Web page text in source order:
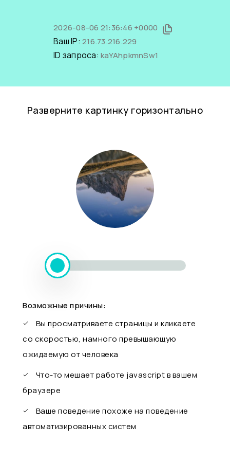
2026-08-06 21:36:46 +0000
Ваш IP: 216.73.216.229
ID запроса: kaYAhpkmnSw1
Разверните картинку горизонтально
Возможные причины:
Вы просматриваете страницы и кликаете
со скоростью, намного превышающую
ожидаемую от человека
Что-то мешает работе javascript в вашем
браузере
Ваше поведение похоже на поведение
автоматизированных систем